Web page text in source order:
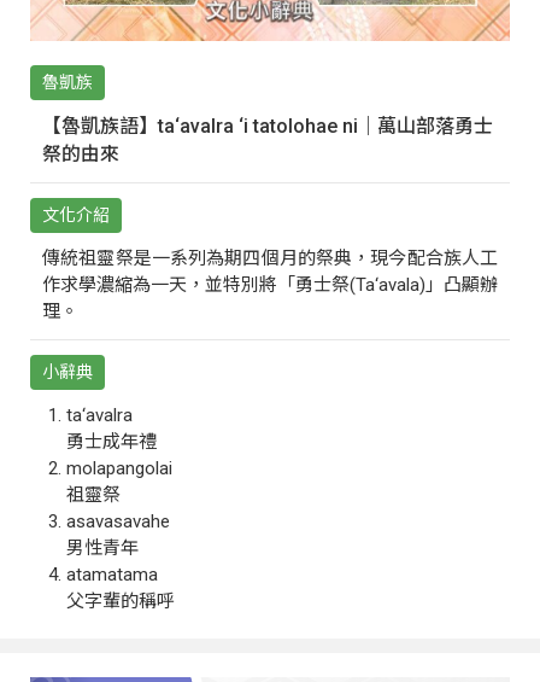
魯凱族
【魯凱族語】ta‘avalra ‘i tatolohae ni｜萬山部落勇士
祭的由來
文化介紹
傳統祖靈祭是一系列為期四個月的祭典，現今配合族人工
作求學濃縮為一天，並特別將「勇士祭(Ta‘avala)」凸顯辦
理。
小辭典
ta‘avalra
勇士成年禮
molapangolai
祖靈祭
asavasavahe
男性青年
atamatama
父字輩的稱呼